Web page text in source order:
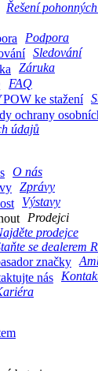
Řešení
Podpora
Sledování
Záruka
FAQ
údajů
O nás
Zprávy
Výstavy
Prodejci
prodejce
se dealerem